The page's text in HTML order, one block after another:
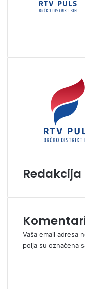
Redakcija
Vaša email adresa
polja su označena